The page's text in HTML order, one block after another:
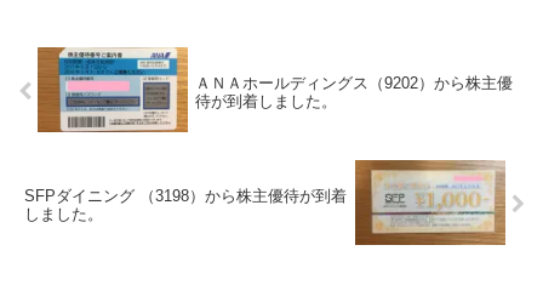
ＡＮＡホールディングス（9202）から株主優
待が到着しました。
SFPダイニング （3198）から株主優待が到着
しました。